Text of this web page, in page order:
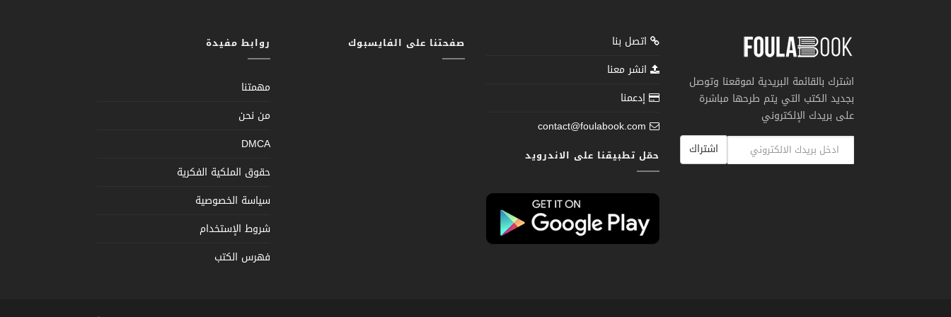
اشترك بالقائمة البريدية لموقعنا وتوصل
بجديد الكتب التي يتم طرحها مباشرة
على بريدك الإلكتروني
اشتراك
اتصل بنا
انشر معنا
إدعمنا
contact@foulabook.com
حمّل تطبيقنا على الاندرويد
صفحتنا على الفايسبوك روابط مفيدة
مهمتنا
من نحن
DMCA
حقوق الملكية الفكرية
سياسة الخصوصية
شروط الإستخدام
فهرس الكتب